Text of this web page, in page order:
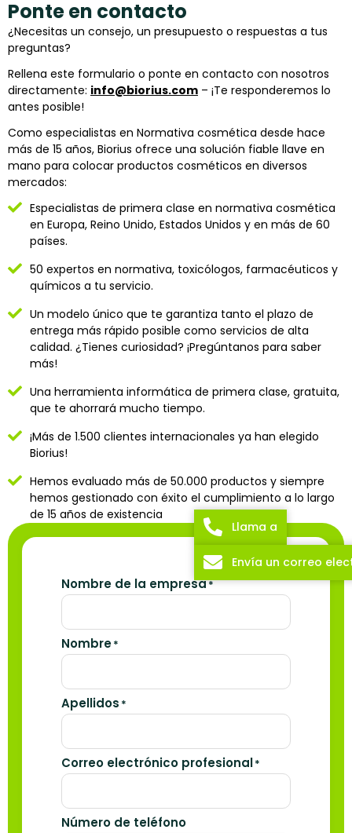
Ponte en contacto
¿Necesitas un consejo, un presupuesto o respuestas a tus
preguntas?
Rellena este formulario o ponte en contacto con nosotros
directamente: info@biorius.com – ¡Te responderemos lo
antes posible!
Como especialistas en Normativa cosmética desde hace
más de 15 años, Biorius ofrece una solución fiable llave en
mano para colocar productos cosméticos en diversos
mercados:
Especialistas de primera clase en normativa cosmética
en Europa, Reino Unido, Estados Unidos y en más de 60
países.
50 expertos en normativa, toxicólogos, farmacéuticos y
químicos a tu servicio.
Un modelo único que te garantiza tanto el plazo de
entrega más rápido posible como servicios de alta
calidad. ¿Tienes curiosidad? ¡Pregúntanos para saber
más!
Una herramienta informática de primera clase, gratuita,
que te ahorrará mucho tiempo.
¡Más de 1.500 clientes internacionales ya han elegido
Biorius!
Hemos evaluado más de 50.000 productos y siempre
hemos gestionado con éxito el cumplimiento a lo largo
de 15 años de existencia
Nombre de la empresa*
Nombre*
Apellidos *
Correo electrónico profesional*
Número de teléfono
Llama a
Envía un correo